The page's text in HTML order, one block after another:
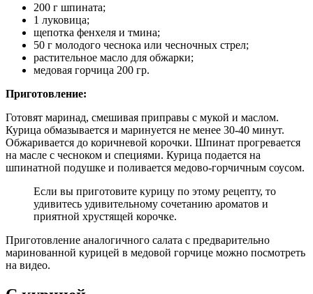
200 г шпината;
1 луковица;
щепотка фенхеля и тмина;
50 г молодого чеснока или чесночных стрел;
растительное масло для обжарки;
медовая горчица 200 гр.
Приготовление:
Готовят маринад, смешивая приправы с мукой и маслом.
Курица обмазывается и маринуется не менее 30-40 минут.
Обжаривается до коричневой корочки. Шпинат прогревается
на масле с чесноком и специями. Курица подается на
шпинатной подушке и поливается медово-горчичным соусом.
Если вы приготовите курицу по этому рецепту, то
удивитесь удивительному сочетанию ароматов и
приятной хрустящей корочке.
Приготовление аналогичного салата с предварительно
маринованной курицей в медовой горчице можно посмотреть
на видео.